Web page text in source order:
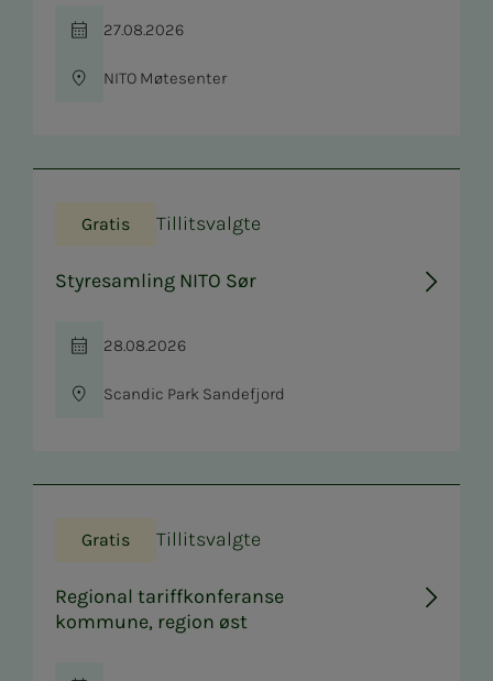
Tid
27.08.2026
Sted
NITO Møtesenter
Gratis Tillitsvalgte
Styresamling NITO Sør
Tid
28.08.2026
Sted
Scandic Park Sandefjord
Gratis Tillitsvalgte
Regional tariffkonferanse
kommune, region øst